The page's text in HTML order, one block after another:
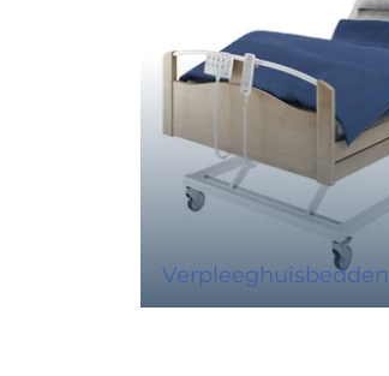
Verpleeghuisbedden